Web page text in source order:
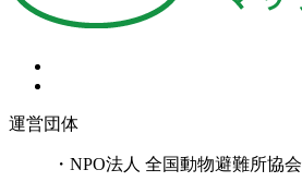
運営団体
・NPO法人 全国動物避難所協会